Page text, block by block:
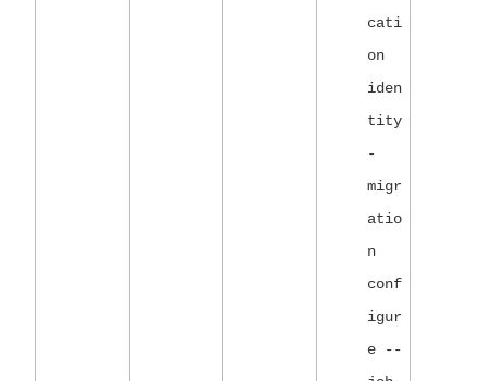
cati
on
iden
tity
-
migr
atio
n
conf
igur
e --